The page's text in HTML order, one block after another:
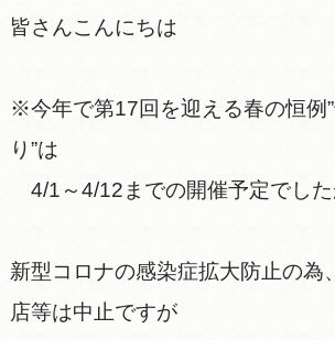
皆さんこんにちは
※今年で第17回を迎える春の恒例
り”は
4/1～4/12までの開催予定でした
新型コロナの感染症拡大防止の為
店等は中止ですが